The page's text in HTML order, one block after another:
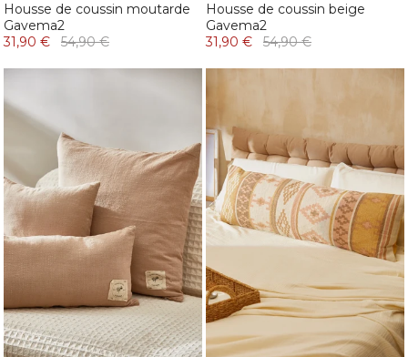
Housse de coussin moutarde
Gavema2
31,90 €
54,90 €
Housse de coussin beige
Gavema2
31,90 €
54,90 €